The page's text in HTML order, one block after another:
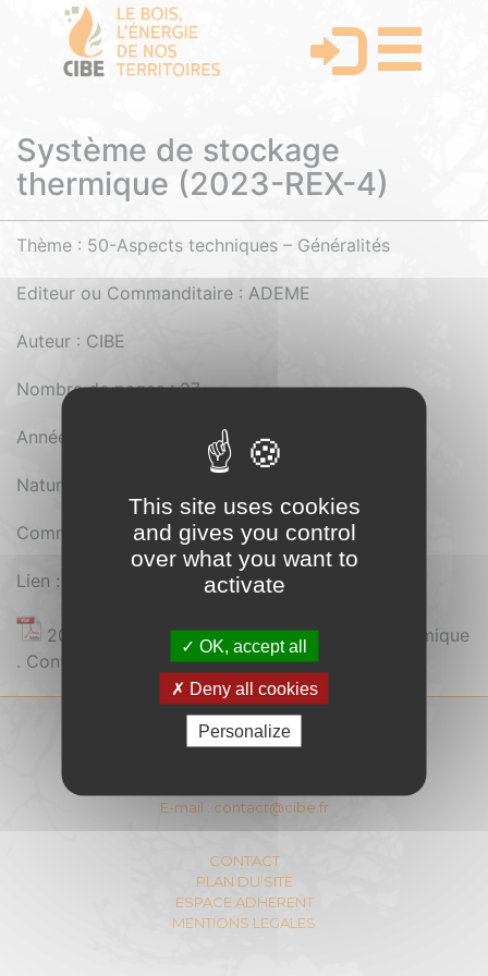
Système de stockage
thermique (2023-REX-4)
Thème : 50-Aspects techniques – Généralités
Editeur ou Commanditaire : ADEME
Auteur : CIBE
Nombre de pages : 27
Année d'édition : 2023
Nature du document : Pdf
Comment se procurer le document : Gratuit
Lien :
2023-REX-4 CIBE - Sytème de stockage thermique
. Contenu réservé aux adhérents
COMITÉ INTERPROFESSIONNEL
E-mail : contact@cibe.fr
CONTACT
PLAN DU SITE
ESPACE ADHERENT
MENTIONS LEGALES
This site uses cookies
and gives you control
over what you want to
activate
OK, accept all
Deny all cookies
Personalize